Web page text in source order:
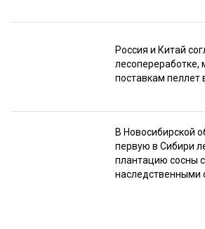
Россия и Китай
поставкам пеллет
В Новосибирской
первую в Сибири
плантацию сосны
наследственными